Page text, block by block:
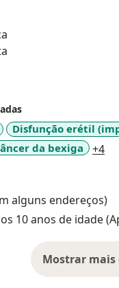
Disfunção erétil
da bexiga +4
alguns endereços)
10 anos de idade
Mostrar mais